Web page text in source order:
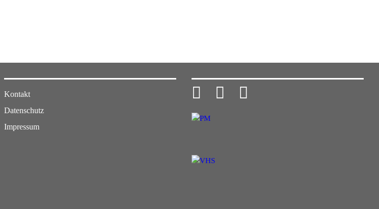
Kontakt
Datenschutz
Impressum
  